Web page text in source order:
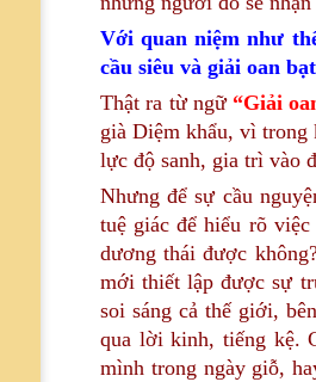
Với quan niệm như
cầu siêu và giải oan
Thật ra từ ngữ “Giải
già Diệm khẩu, vì trong
lực độ sanh, gia trì vào
Nhưng để sự cầu
tuệ giác để hiểu rõ
dương thái được
mới thiết lập được sự
soi sáng cả thế giới,
qua lời kinh, tiếng kệ.
mình trong ngày giỗ,